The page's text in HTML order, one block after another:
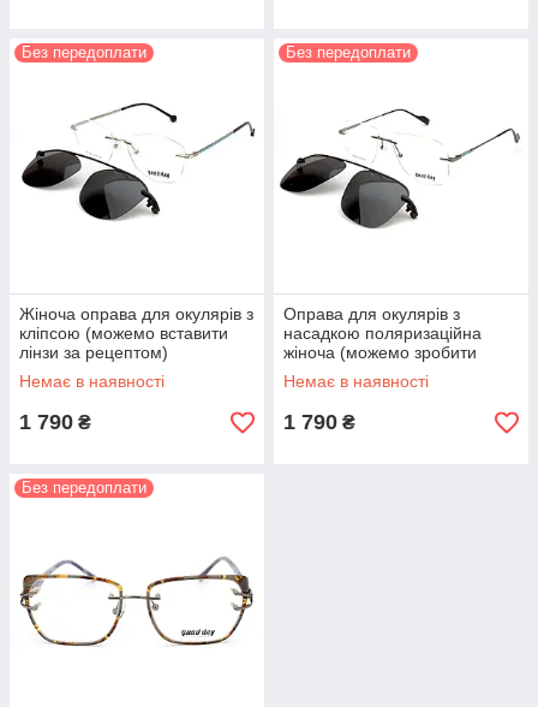
Без передоплати
Жіноча оправа для окулярів з
кліпсою (можемо вставити
лінзи за рецептом)
Немає в наявності
1 790 ₴
Без передоплати
Оправа для окулярів з
насадкою поляризаційна
жіноча (можемо зробити
окуляри за рецептом)
Немає в наявності
1 790 ₴
Без передоплати